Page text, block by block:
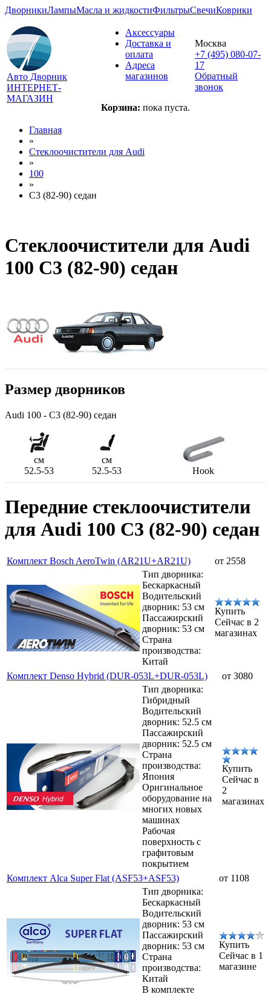
ДворникиЛампыМасла и жидкостиФильтрыСвечиКоврики
Авто Дворник
ИНТЕРНЕТ-
МАГАЗИН
Аксессуары
Доставка и
оплата
Адреса
магазинов
Корзина: пока пуста.
Москва
+7 (495) 080-07-
17
Обратный
звонок
Главная
»
Стеклоочистители для Audi
»
100
»
C3 (82-90) седан
Стеклоочистители для Audi
100 C3 (82-90) седан
Размер дворников
Audi 100 - C3 (82-90) седан
см
см
52.5-53
52.5-53 Hook
Передние стеклоочистители
для Audi 100 C3 (82-90) седан
Комплект Bosch AeroTwin (AR21U+AR21U)
от 2558
Тип дворника:
Бескаркасный
Водительский
дворник: 53 см
Пассажирский
дворник: 53 см
Страна
производства:
Китай
Купить
Сейчас в 2
магазинах
Комплект Denso Hybrid (DUR-053L+DUR-053L)
от 3080
Тип дворника:
Гибридный
Водительский
дворник: 52.5 см
Пассажирский
дворник: 52.5 см
Страна
производства:
Япония
Оригинальное
оборудование на
многих новых
машинах
Рабочая
поверхность с
графитовым
покрытием
Купить
Сейчас в
2
магазинах
Комплект Alca Super Flat (ASF53+ASF53)
от 1108
Тип дворника:
Бескаркасный
Водительский
дворник: 53 см
Пассажирский
дворник: 53 см
Страна
производства:
Китай
В комплекте
Купить
Сейчас в 1
магазине